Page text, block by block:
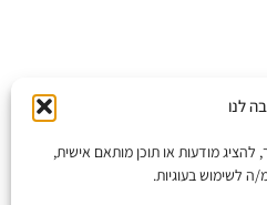
לנו
מודעות או תוכן מותאם אישית,
לשימוש בעוגיות.